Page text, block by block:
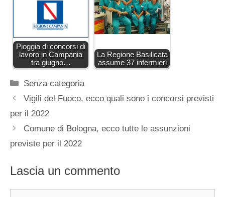
Pioggia di concorsi di
lavoro in Campania
tra giugno…
La Regione Basilicata
assume 37 infermieri
Categorie
Senza categoria
Vigili del Fuoco, ecco quali sono i concorsi previsti
per il 2022
Comune di Bologna, ecco tutte le assunzioni
previste per il 2022
Lascia un commento